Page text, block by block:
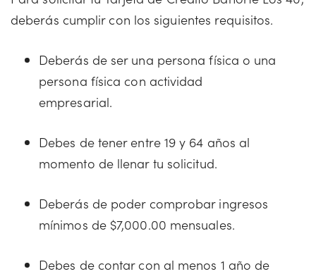
deberás cumplir con los siguientes requisitos.
Deberás de ser una persona física o una
persona física con actividad
empresarial.
Debes de tener entre 19 y 64 años al
momento de llenar tu solicitud.
Deberás de poder comprobar ingresos
mínimos de $7,000.00 mensuales.
Debes de contar con al menos 1 año de